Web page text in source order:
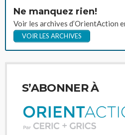
Ne manquez rien!
Voir les archives d’OrientAction
VOIR LES ARCHIVES
S’ABONNER À